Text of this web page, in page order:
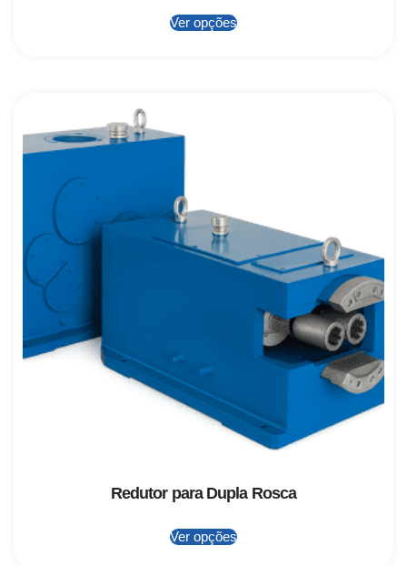
Ver opções
Redutor para Dupla Rosca
Ver opções